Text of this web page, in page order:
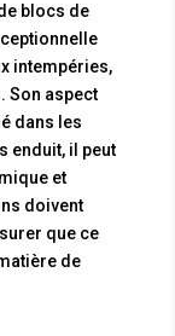
blocs de
intempéries,
Son aspect
dans les
enduit, il peut
et
doivent
que ce
de